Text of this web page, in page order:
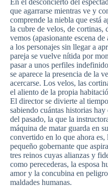
En el desconcierto del
que agarrarse mientras ve y
comprende la niebla que está
la cubre de velos, de cortinas,
vemos (apasionante escena de
a los personajes sin llegara
pareja se vuelve nítida por
pasara unos perfiles
se aparece la presencia de la
acercarse. Los velos, las
el aliento de la propia
El director se divierte al tiempo
sabiendo cuántas historias hay
del pasado, la que la
máquina de matar guarda en su
convertido en lo que ahora es,
pequeño gobernante que aspira
tres reinos cuyas alianzas y
como perecederas, la esposa
amor y la concubina en peligro
maldades humanas.